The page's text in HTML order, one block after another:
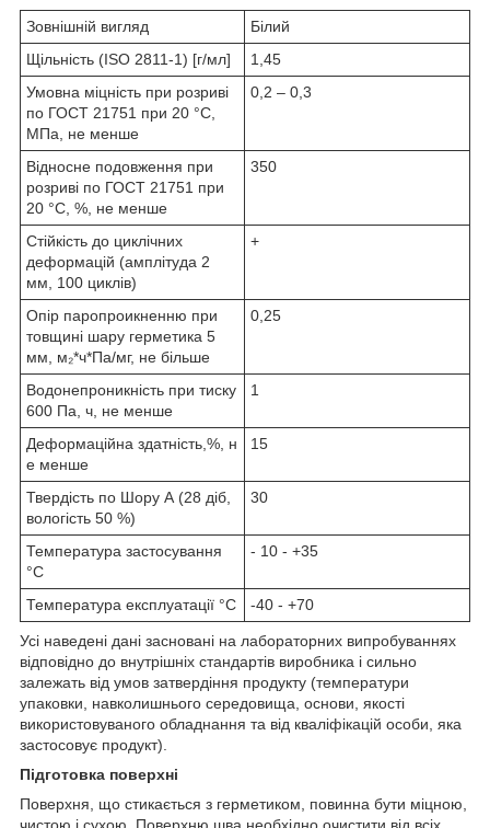
Зовнішній вигляд
Білий
Щільність (ISO 2811-1) [г/мл]
1,45
Умовна міцність при розриві
по ГОСТ 21751 при 20 °С,
МПа, не менше
0,2 – 0,3
Відносне подовження при
розриві по ГОСТ 21751 при
20 °С, %, не менше
350
Стійкість до циклічних
деформацій (амплітуда 2
мм, 100 циклів)
+
Опір паропроикненню при
товщині шару герметика 5
мм, м₂*ч*Па/мг, не більше
0,25
Водонепроникність при тиску
600 Па, ч, не менше
1
Деформаційна здатність,%, н
е менше
15
Твердість по Шору А (28 діб,
вологість 50 %)
30
Температура застосування
°С
- 10 - +35
Температура експлуатації °С -40 - +70
Усі наведені дані засновані на лабораторних випробуваннях
відповідно до внутрішніх стандартів виробника і сильно
залежать від умов затвердіння продукту (температури
упаковки, навколишнього середовища, основи, якості
використовуваного обладнання та від кваліфікацій особи, яка
застосовує продукт).
Підготовка поверхні
Поверхня, що стикається з герметиком, повинна бути міцною,
чистою і сухою. Поверхню шва необхідно очистити від всіх